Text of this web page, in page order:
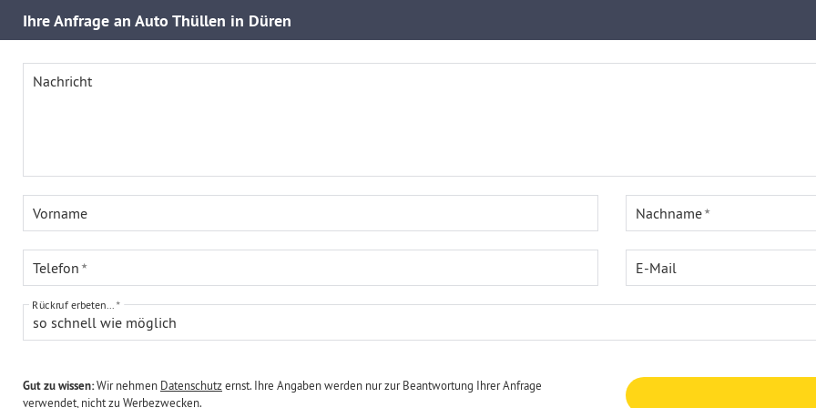
IhreAnfrage an Auto Thüllen in Düren
Nachricht
Vorname Nachname
Telefon E-Mail
so schnell wie möglich
Rückruf erbeten...
Gut zu wissen:Wir nehmen Datenschutzernst. Ihre Angaben werden nur zur Beantwortung Ihrer Anfrage
verwendet, nicht zu Werbezwecken.